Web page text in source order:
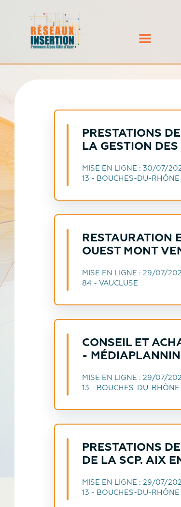
PRESTATIONS
LA GESTION
MISE EN LIGNE : 30/07/
13 - BOUCHES-DU-RHÔNE
RESTAURATION
OUEST MONT
MISE EN LIGNE : 29/07/
84 - VAUCLUSE
CONSEIL ET
-
MISE EN LIGNE : 29/07/
13 - BOUCHES-DU-RHÔNE
PRESTATIONS
DE LA SCP. AIX
MISE EN LIGNE : 29/07/
13 - BOUCHES-DU-RHÔNE